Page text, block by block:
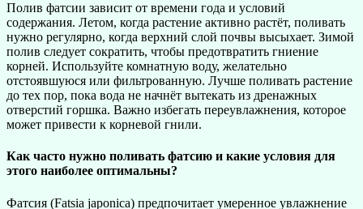
Полив фатсии зависит от времени года и условий
содержания. Летом, когда растение активно растёт, поливать
нужно регулярно, когда верхний слой почвы высыхает. Зимой
полив следует сократить, чтобы предотвратить гниение
корней. Используйте комнатную воду, желательно
отстоявшуюся или фильтрованную. Лучше поливать растение
до тех пор, пока вода не начнёт вытекать из дренажных
отверстий горшка. Важно избегать переувлажнения, которое
может привести к корневой гнили.
Как часто нужно поливать фатсию и какие условия для
этого наиболее оптимальны?
Фатсия (Fatsia japonica) предпочитает умеренное увлажнение